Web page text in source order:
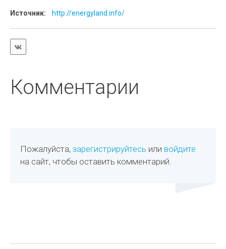
Источник: http://energyland.info/
Комментарии
Пожалуйста,зарегистрируйтесь или войдите
на сайт, чтобы оставить комментарий.